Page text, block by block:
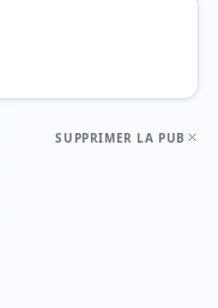
SUPPRIMER LA PUB